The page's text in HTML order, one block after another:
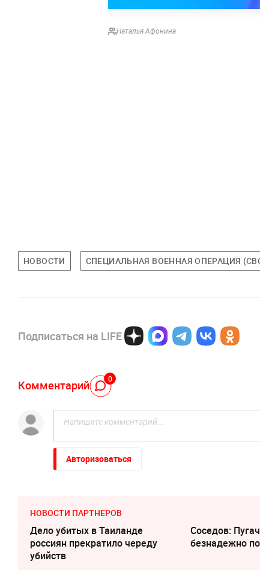
Наталья Афонина
НОВОСТИ СПЕЦИАЛЬНАЯ ВОЕННАЯ ОПЕРАЦИЯ
Подписаться на LIFE
Комментарий 0
Авторизоваться
НОВОСТИ ПАРТНЕРОВ
Дело убитых в Таиланде
россиян прекратило череду
убийств
Соседов:
безнадежно